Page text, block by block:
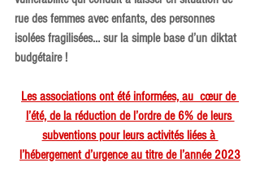
rue des femmes avec enfants, des personnes
isolées fragilisées… sur la simple base d’un diktat
budgétaire !
Les associations ont été informées, au  cœur de
l’été, de la réduction de l’ordre de 6% de leurs
subventions pour leurs activités liées à
l’hébergement d’urgence au titre de l’année 2023